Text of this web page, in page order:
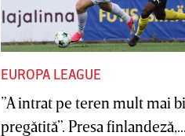
EUROPA LEAGUE
”A intrat pe teren mult mai
pregătită”. Presa